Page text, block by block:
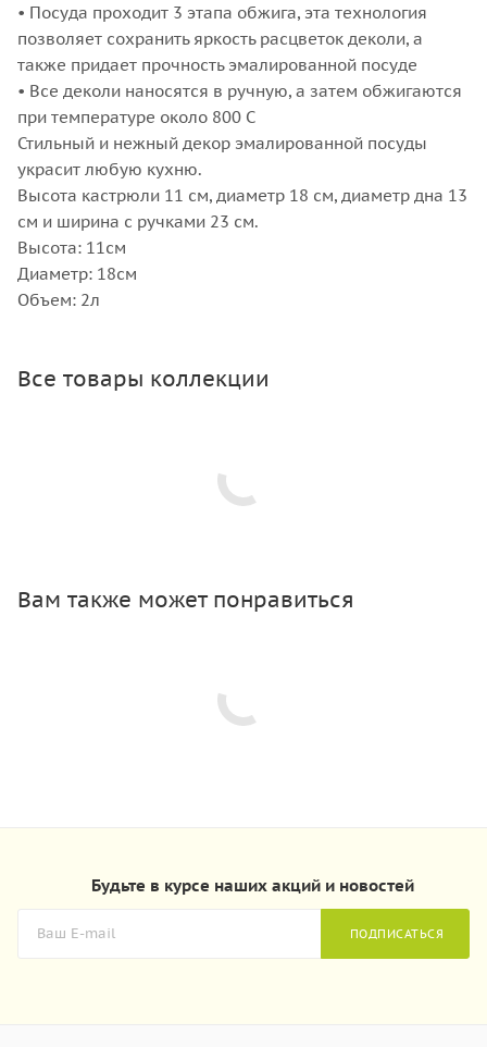
• Посуда проходит 3 этапа обжига, эта технология
позволяет сохранить яркость расцветок деколи, а
также придает прочность эмалированной посуде
• Все деколи наносятся в ручную, а затем обжигаются
при температуре около 800 С
Стильный и нежный декор эмалированной посуды
украсит любую кухню.
Высота кастрюли 11 см, диаметр 18 см, диаметр дна 13
см и ширина с ручками 23 см.
Высота: 11см
Диаметр: 18см
Объем: 2л
Все товары коллекции
Вам также может понравиться
Будьте в курсе наших акций и новостей
ПОДПИСАТЬСЯ